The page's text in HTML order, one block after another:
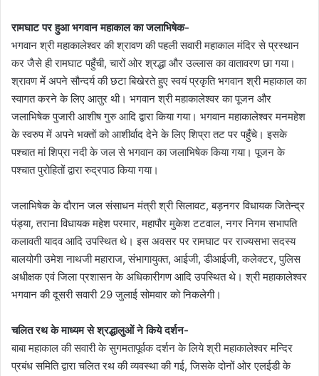
रामघाट पर हुआ भगवान महाकाल का जलाभिषेक-
भगवान श्री महाकालेश्वर की श्रावण की पहली सवारी महाकाल मंदिर से प्रस्थान
कर जैसे ही रामघाट पहुँची, चारों ओर श्रद्धा और उल्लास का वातावरण छा गया।
श्रावण में अपने सौन्दर्य की छटा बिखेरते हुए स्वयं प्रकृति भगवान श्री महाकाल का
स्वागत करने के लिए आतुर थी। भगवान श्री महाकालेश्वर का पूजन और
जलाभिषेक पुजारी आशीष गुरु आदि द्वारा किया गया। भगवान महाकालेश्वर मनमहेश
के स्वरुप में अपने भक्तों को आशीर्वाद देने के लिए शिप्रा तट पर पहुँचे। इसके
पश्चात मां शिप्रा नदी के जल से भगवान का ‍जलाभिषेक किया गया। पूजन के
पश्चात पुरोहितों द्वारा रुद्रपाठ किया गया।
जलाभिषेक के दौरान जल संसाधन मंत्री श्री सिलावट, बड़नगर विधायक जितेन्द्र
पंड्या, तराना विधायक महेश परमार, महापौर मुकेश टटवाल, नगर निगम सभापति
कलावती यादव आदि उपस्थित थे। इस अवसर पर रामघाट पर राज्यसभा सदस्य
बालयोगी उमेश नाथजी महाराज, संभागायुक्त, आईजी, डीआईजी, कलेक्टर, पुलिस
अधीक्षक एवं जिला प्रशासन के अधिकारीगण आदि उपस्थित थे। श्री महाकालेश्‍वर
भगवान की दूसरी सवारी 29 जुलाई सोमवार को निकलेगी।
चलित रथ के माध्यम से श्रद्धालुओं ने किये दर्शन-
बाबा महाकाल की सवारी के सुगमतापूर्वक दर्शन के लिये श्री महाकालेश्वर मन्दिर
प्रबंध समिति द्वारा चलित रथ की व्यवस्था की गई, जिसके दोनों ओर एलईडी के